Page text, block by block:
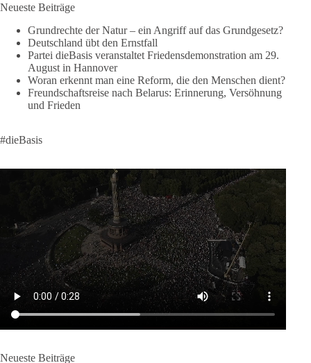
Neue Milliardenhilfen für die Ukraine, neue Verpflichtungen
für Europa, gigantische Rüstungsdeals, Ausbau der
Verteidigungsindustrie, Modernisierung der Streitkräfte, ein
klares Bekenntnis zur militärischen Abschreckung und dazu
die Forderung, der Iran dürfe keine Kernwaffe besitzen.
Und wo war der Austausch über eine friedensorientierte
🟩🟩🟦🟦🟥🟥🟧🟧
dieBasis fordert als einzige Partei in Deutschland den Austritt
aus der NATO. Ein Gipfel, der mehr nach Rüstungsdeal als
nach Friedenspolitik klingt, wird niemals Sicherheit schaffen,
ob nun in Deutschland oder weltweit.
Quelle: https://www.tagesschau.de/ausland/asien/nato-
erklaerung-ankara-100.html
#dieBasis #NATO #Gipfeltreffen #Frieden #Sicherheit
Neueste Beiträge
Grundrechte der Natur – ein Angriff auf das Grundgesetz?
Deutschland übt den Ernstfall
Partei dieBasis veranstaltet Friedensdemonstration am 29.
August in Hannover
Woran erkennt man eine Reform, die den Menschen dient?
Freundschaftsreise nach Belarus: Erinnerung, Versöhnung
und Frieden
#dieBasis
Neueste Beiträge